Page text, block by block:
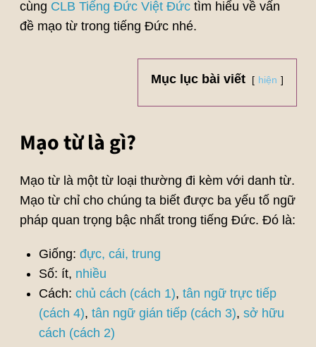
cùng CLB Tiếng Đức Việt Đứctìm hiểu về vấn
đề mạo từ trong tiếng Đức nhé.
Mục lục bài viết hiện
Mạo từ là gì?
Mạo từ là một từ loại thường đi kèm với danh từ.
Mạo từ chỉ cho chúng ta biết được ba yếu tố ngữ
pháp quan trọng bậc nhất trong tiếng Đức. Đó là:
Giống: đực, cái, trung
Số: ít, nhiều
Cách: chủ cách (cách 1), tân ngữ trực tiếp
(cách 4), tân ngữ gián tiếp (cách 3), sở hữu
cách (cách 2)